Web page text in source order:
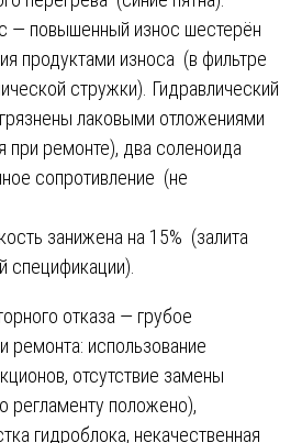
— повышенный износ шестерён
продуктами износа (в фильтре
стружки). Гидравлический
лаковыми отложениями
при ремонте), два соленоида
сопротивление (не
занижена на 15% (залита
спецификации).
отказа — грубое
ремонта: использование
отсутствие замены
регламенту положено),
гидроблока, некачественная